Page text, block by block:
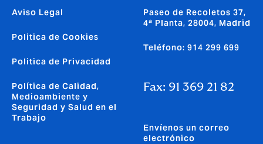
Aviso Legal
Politica de Cookies
Politica de Privacidad
Política de Calidad,
Medioambiente y
Seguridad y Salud en el
Trabajo
Paseo de Recoletos 37,
4ª Planta, 28004, Madrid
Teléfono: 914 299 699
Fax: 91 369 21 82
Envíenos un correo
electrónico